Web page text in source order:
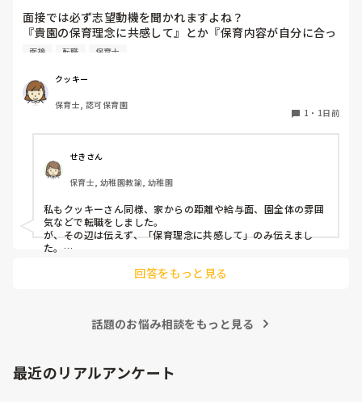
なること多いことに気づきました。
その度にあちらこちらに痛みが来て
立ち上がる時には、膝や太ももが固まり痛みが……
腰痛、膝痛お持ちの方は、どの程度の痛みで働かれているの
でしょうか。
出産等で、幾度か開腹手術をしましたが、翌日には歩けまし
たし…
今回は、今少し治まっている痛みがぶり返したどうしようと
いう思いもあり、ちょっと無理かも…と思い始めています。
まだ急性期ということと、昔、夫が腰を痛めてすぐに整骨院
に行ってより酷くなって帰ってきたことがあり、怖くて行け
ので、その子には待っててねといい外に出ていました。今日
はそれで2回漏らしています。
2回目は私は見ていないのですが、かなり微量だったそう
しているように見えると言われました。
日頃からそのことの関わりはしっかり持てるように意識はし
ていますが…
面接では必ず志望動機を聞かれますよね？
『貴園の保育理念に共感して』とか『保育内容が自分に合っ
てると思いました』等々が多いかと思いますが、実際はどう
私自身、園の雰囲気とか園の規模、保育内容は勘案しますが
正直なところ、家から通いやすいか、給与はどうか…という
ところに重きを置いています
皆さんは、志望動機をどのように答えていますか？また、本
音はどうですか？
面接 転職 保育士
クッキー
保育士, 認可保育園
1 ・ 1日前
せきさん
保育士, 幼稚園教諭, 幼稚園
私もクッキーさん同様、家からの距離や給与面、園全体の雰囲
気などで転職をしました。
が、その辺は伝えず、「保育理念に共感して」のみ伝えまし
た。
回答をもっと見る
話題のお悩み相談をもっと見る
最近のリアルアンケート